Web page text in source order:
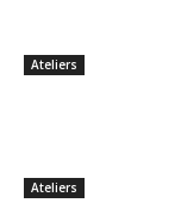
Ateliers
Ateliers